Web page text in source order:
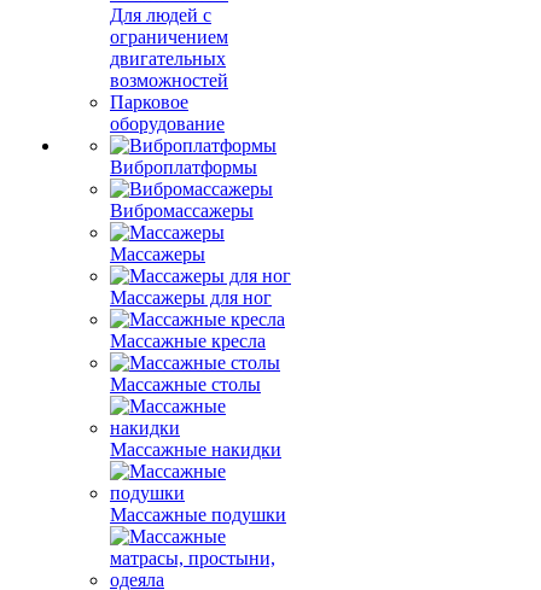
Для людей с
ограничением
двигательных
возможностей
Парковое
оборудование
Виброплатформы
Вибромассажеры
Массажеры
Массажеры для ног
Массажные кресла
Массажные столы
Массажные накидки
Массажные подушки